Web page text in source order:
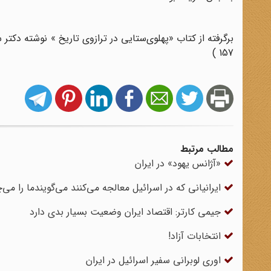
157 )
مطالب مرتبط
«آژانس یهود» در ایران
ایرانیانی که در اسرائیل معالجه می‌کنند می‌گویندما را
جیمی کارتر: اقتصاد ایران وضعیت بسیار بدی دارد
انتخابات آزاد!
اوری لوبرانی سفیر اسرائیل در ایران